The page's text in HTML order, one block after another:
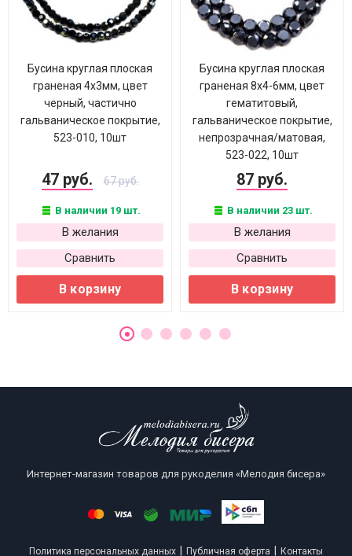
Бусина круглая плоская
граненая 4х3мм, цвет
черный, частично
гальваническое покрытие,
523-010, 10шт
47 руб. 67 руб.
В наличии 19 шт.
В желания
Сравнить
В корзину
Бусина круглая плоская
граненая 8х4-6мм, цвет
гематитовый,
гальваническое покрытие,
непрозрачная/матовая,
523-022, 10шт
87 руб.
В наличии 23 шт.
В желания
Сравнить
В корзину
Интернет-магазин товаров для рукоделия «Мелодия бисера»
Политика персональных данных Публичная оферта Контакты